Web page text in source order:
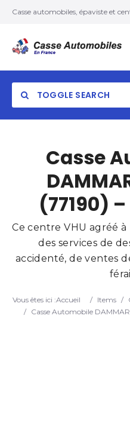
Casse automobiles, épaviste et
TOGGLE SEARCH
Casse
(77190) –
Ce centre VHU agréé à
des services de
accidenté, de ventes
Vous êtes ici :Accueil / Items /
/
Casse Automobile